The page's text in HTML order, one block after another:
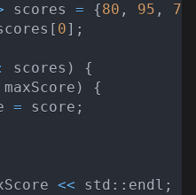
scores = {80 , 95 , 72
[ 0] ;
scores )
{
maxScore )
{
= score ;
<< std :: endl ;